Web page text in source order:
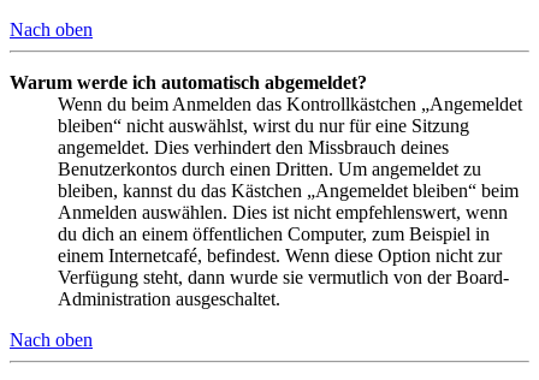
Nach oben
Warum werde ich automatisch abgemeldet?
Wenn du beim Anmelden das Kontrollkästchen „Angemeldet
bleiben“ nicht auswählst, wirst du nur für eine Sitzung
angemeldet. Dies verhindert den Missbrauch deines
Benutzerkontos durch einen Dritten. Um angemeldet zu
bleiben, kannst du das Kästchen „Angemeldet bleiben“ beim
Anmelden auswählen. Dies ist nicht empfehlenswert, wenn
du dich an einem öffentlichen Computer, zum Beispiel in
einem Internetcafé, befindest. Wenn diese Option nicht zur
Verfügung steht, dann wurde sie vermutlich von der Board-
Administration ausgeschaltet.
Nach oben